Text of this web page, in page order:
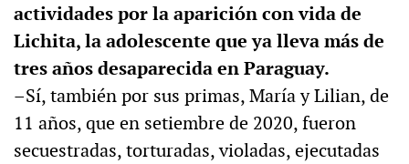
actividades por la aparición con vida de
Lichita, la adolescente que ya lleva más de
tres años desaparecida en Paraguay.
–Sí, también por sus primas, María y Lilian, de
11 años, que en setiembre de 2020, fueron
secuestradas, torturadas, violadas, ejecutadas